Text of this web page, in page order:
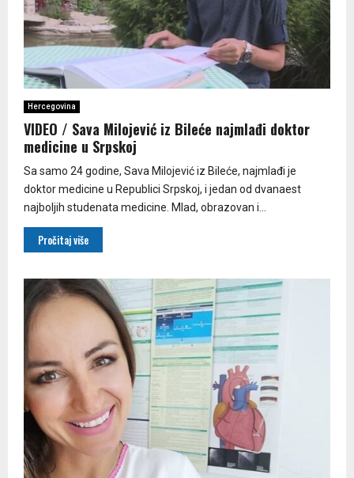
Hercegovina
VIDEO / Sava Milojević iz Bileće najmlađi doktor
medicine u Srpskoj
Sa samo 24 godine, Sava Milojević iz Bileće, najmlađi je
doktor medicine u Republici Srpskoj, i jedan od dvanaest
najboljih studenata medicine. Mlad, obrazovan i...
Pročitaj više